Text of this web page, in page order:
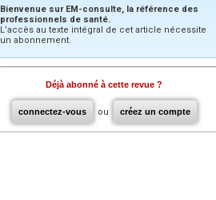
Bienvenue sur EM-consulte, la référence des
professionnels de santé.
L’accès au texte intégral de cet article nécessite
un abonnement.
Déjà abonné à cette revue ?
connectez-vous ou créez un compte